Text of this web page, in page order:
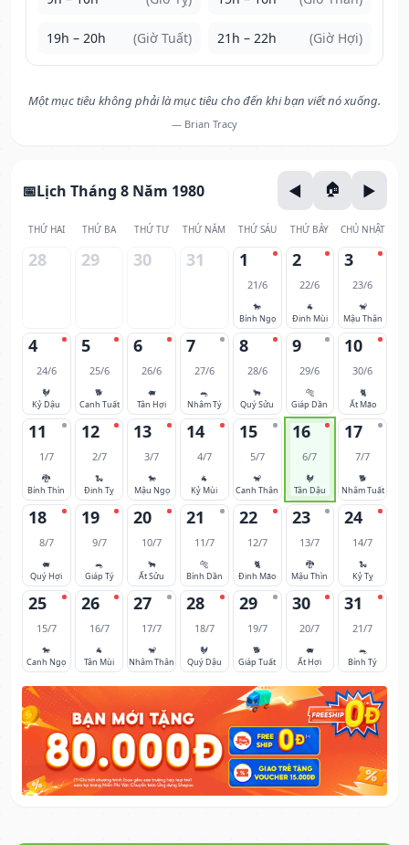
19h – 20h (Giờ Tuất) 21h – 22h (Giờ Hợi)
Một mục tiêu không phải là mục tiêu cho đến khi bạn viết nó xuống.
— Brian Tracy
Lịch Tháng 8 Năm 1980
THỨ HAI THỨ BA THỨ TƯ THỨ NĂM THỨ SÁU THỨ BẢY CHỦ NHẬT
28 29 30 31 1
21/6
🐎
Bính Ngọ
2
22/6
🐐
Đinh Mùi
3
23/6
🐒
Mậu Thân
4
24/6
🐓
Kỷ Dậu
5
25/6
🐕
Canh Tuất
6
26/6
🐖
Tân Hợi
7
27/6
🐀
Nhâm Tý
8
28/6
🐂
Quý Sửu
9
29/6
🐅
Giáp Dần
10
30/6
🐈
Ất Mão
11
1/7
🐉
Bính Thìn
12
2/7
🐍
Đinh Tỵ
13
3/7
🐎
Mậu Ngọ
14
4/7
🐐
Kỷ Mùi
15
5/7
🐒
Canh Thân
16
6/7
🐓
Tân Dậu
17
7/7
🐕
Nhâm Tuất
18
8/7
🐖
Quý Hợi
19
9/7
🐀
Giáp Tý
20
10/7
🐂
Ất Sửu
21
11/7
🐅
Bính Dần
22
12/7
🐈
Đinh Mão
23
13/7
🐉
Mậu Thìn
24
14/7
🐍
Kỷ Tỵ
25
15/7
🐎
Canh Ngọ
26
16/7
🐐
Tân Mùi
27
17/7
🐒
Nhâm Thân
28
18/7
🐓
Quý Dậu
29
19/7
🐕
Giáp Tuất
30
20/7
🐖
Ất Hợi
31
21/7
🐀
Bính Tý